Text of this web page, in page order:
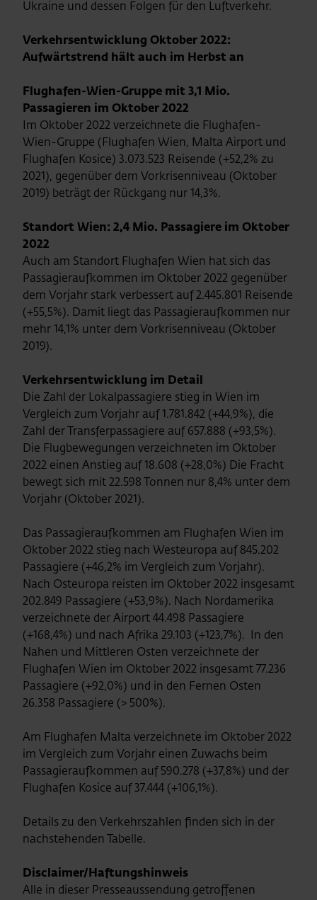
Ukraine und dessen Folgen für den Luftverkehr.
Verkehrsentwicklung Oktober 2022:
Aufwärtstrend hält auch im Herbst an
Flughafen-Wien-Gruppe mit 3,1 Mio.
Passagieren im Oktober 2022
Im Oktober 2022 verzeichnete die Flughafen-
Wien-Gruppe (Flughafen Wien, Malta Airport und
Flughafen Kosice) 3.073.523 Reisende (+52,2% zu
2021), gegenüber dem Vorkrisenniveau (Oktober
2019) beträgt der Rückgang nur 14,3%.
Standort Wien: 2,4 Mio. Passagiere im Oktober
2022
Auch am Standort Flughafen Wien hat sich das
Passagieraufkommen im Oktober 2022 gegenüber
dem Vorjahr stark verbessert auf 2.445.801 Reisende
(+55,5%). Damit liegt das Passagieraufkommen nur
mehr 14,1% unter dem Vorkrisenniveau (Oktober
2019).
Verkehrsentwicklung im Detail
Die Zahl der Lokalpassagiere stieg in Wien im
Vergleich zum Vorjahr auf 1.781.842 (+44,9%), die
Zahl der Transferpassagiere auf 657.888 (+93,5%).
Die Flugbewegungen verzeichneten im Oktober
2022 einen Anstieg auf 18.608 (+28,0%) Die Fracht
bewegt sich mit 22.598 Tonnen nur 8,4% unter dem
Vorjahr (Oktober 2021).
Das Passagieraufkommen am Flughafen Wien im
Oktober 2022 stieg nach Westeuropa auf 845.202
Passagiere (+46,2% im Vergleich zum Vorjahr).
Nach Osteuropa reisten im Oktober 2022 insgesamt
202.849 Passagiere (+53,9%). Nach Nordamerika
verzeichnete der Airport 44.498 Passagiere
(+168,4%) und nach Afrika 29.103 (+123,7%). In den
Nahen und Mittleren Osten verzeichnete der
Flughafen Wien im Oktober 2022 insgesamt 77.236
Passagiere (+92,0%) und in den Fernen Osten
26.358 Passagiere (> 500%).
Am Flughafen Malta verzeichnete im Oktober 2022
im Vergleich zum Vorjahr einen Zuwachs beim
Passagieraufkommen auf 590.278 (+37,8%) und der
Flughafen Kosice auf 37.444 (+106,1%).
Details zu den Verkehrszahlen finden sich in der
nachstehenden Tabelle.
Disclaimer/Haftungshinweis
Alle in dieser Presseaussendung getroffenen